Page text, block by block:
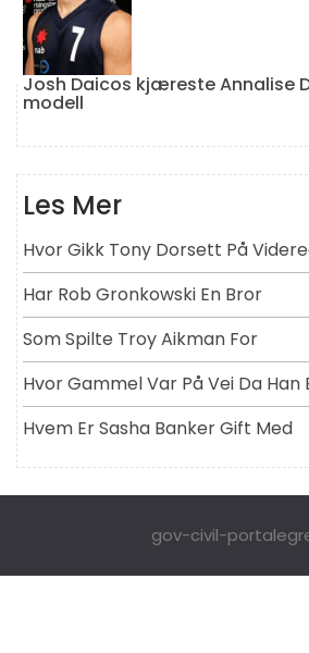
Josh Daicos kjæreste Annalise
modell
Les Mer
Hvor Gikk Tony Dorsett På
Har Rob Gronkowski En Bror
Som Spilte Troy Aikman For
Hvor Gammel Var På Vei Da Han
Hvem Er Sasha Banker Gift Med
gov-civil-